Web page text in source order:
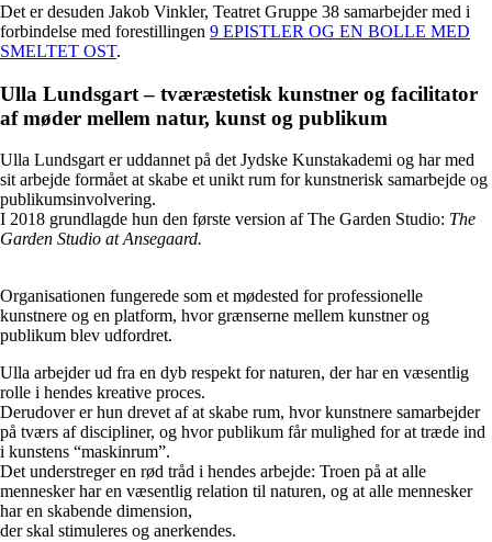
Det er desuden Jakob Vinkler, Teatret Gruppe 38 samarbejder med i
forbindelse med forestillingen 9 EPISTLER OG EN BOLLE MED
SMELTET OST.
Ulla Lundsgart – tværæstetisk kunstner og facilitator
af møder mellem natur, kunst og publikum
Ulla Lundsgart er uddannet på det Jydske Kunstakademi og har med
sit arbejde formået at skabe et unikt rum for kunstnerisk samarbejde og
publikumsinvolvering.
I 2018 grundlagde hun den første version af The Garden Studio: The
Garden Studio at Ansegaard.
Organisationen fungerede som et mødested for professionelle
kunstnere og en platform, hvor grænserne mellem kunstner og
publikum blev udfordret.
Ulla arbejder ud fra en dyb respekt for naturen, der har en væsentlig
rolle i hendes kreative proces.
Derudover er hun drevet af at skabe rum, hvor kunstnere samarbejder
på tværs af discipliner, og hvor publikum får mulighed for at træde ind
i kunstens “maskinrum”.
Det understreger en rød tråd i hendes arbejde: Troen på at alle
mennesker har en væsentlig relation til naturen, og at alle mennesker
har en skabende dimension,
der skal stimuleres og anerkendes.